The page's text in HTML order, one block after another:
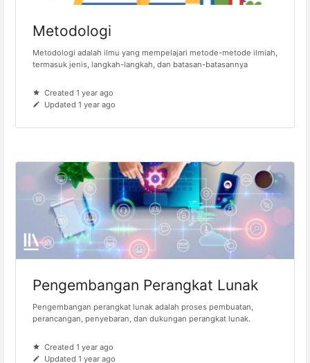
Metodologi
Metodologi adalah ilmu yang mempelajari metode-metode ilmiah,
termasuk jenis, langkah-langkah, dan batasan-batasannya
Created 1 year ago
Updated 1 year ago
Pengembangan Perangkat Lunak
Pengembangan perangkat lunak adalah proses pembuatan,
perancangan, penyebaran, dan dukungan perangkat lunak.
Created 1 year ago
Updated 1 year ago